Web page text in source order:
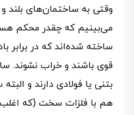
وقتی به ساختمان‌های بلند
می‌بینیم که چقدر محکم
ساخته شده‌اند که در برابر
قوی باشند و خراب نشوند.
بتنی یا فولادی دارند و
هم با فلزات سخت (که